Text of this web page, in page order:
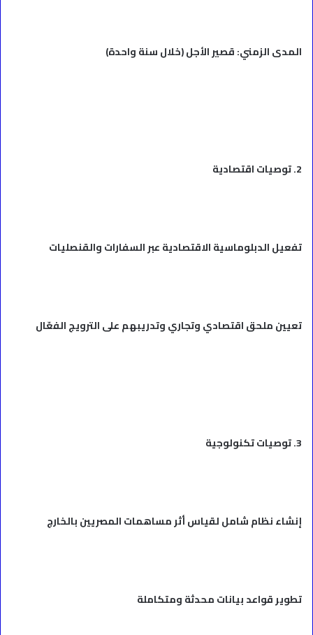
المدى الزمني: قصير الأجل (خلال سنة واحدة)
2. توصيات اقتصادية
تفعيل الدبلوماسية الاقتصادية عبر السفارات والقنصليات
تعيين ملحق اقتصادي وتجاري وتدريبهم على الترويج الفعّال
3. توصيات تكنولوجية
إنشاء نظام شامل لقياس أثر مساهمات المصريين بالخارج
تطوير قواعد بيانات محدثة ومتكاملة